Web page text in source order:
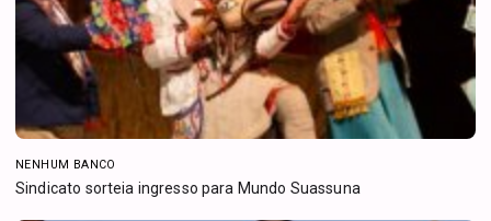
NENHUM BANCO
Sindicato sorteia ingresso para Mundo Suassuna